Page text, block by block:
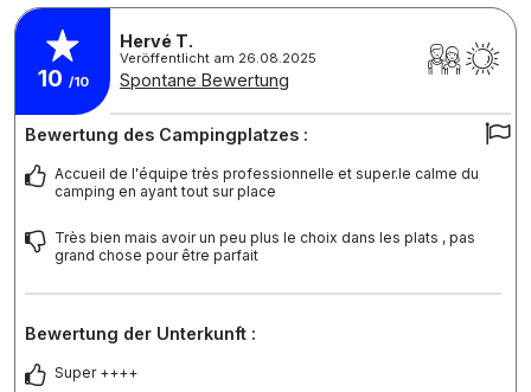
10 /10
Hervé T.
Veröffentlicht am 26.08.2025
Spontane Bewertung
Bewertung des Campingplatzes :
Accueil de l'équipe très professionnelle et super.le calme du
camping en ayant tout sur place
Très bien mais avoir un peu plus le choix dans les plats , pas
grand chose pour être parfait
Bewertung der Unterkunft :
Super ++++